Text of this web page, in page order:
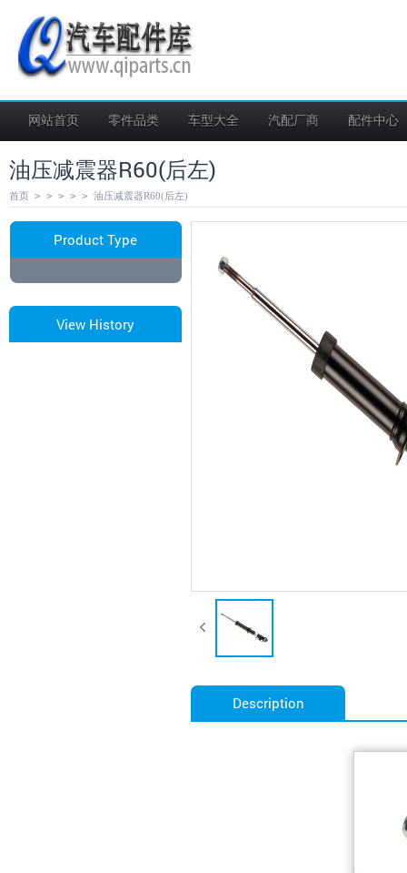
网站首页 零件品类 车型大全 汽配厂商 配件中心
油压减震器R60(后左)
首页 > > > > > 油压减震器R60(后左)
Product Type
View History
Description